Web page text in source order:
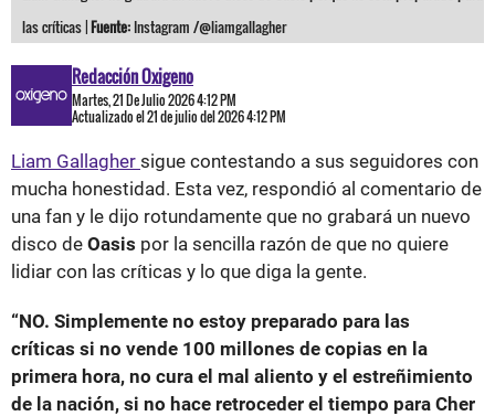
las críticas |Fuente: Instagram /@liamgallagher
Redacción Oxigeno
Martes, 21 De Julio 2026 4:12 PM
Actualizado el 21 de julio del 2026 4:12 PM
Liam Gallagher sigue contestando a sus seguidores con
mucha honestidad. Esta vez, respondió al comentario de
una fan y le dijo rotundamente que no grabará un nuevo
disco de Oasis por la sencilla razón de que no quiere
lidiar con las críticas y lo que diga la gente.
“NO. Simplemente no estoy preparado para las
críticas si no vende 100 millones de copias en la
primera hora, no cura el mal aliento y el estreñimiento
de la nación, si no hace retroceder el tiempo para Cher